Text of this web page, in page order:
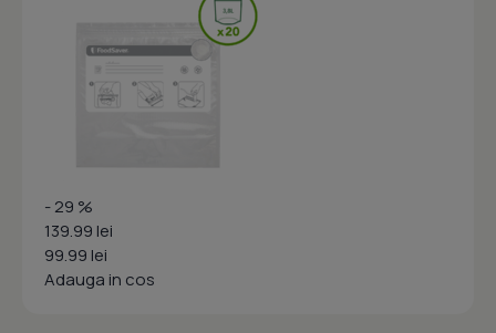
- 29 %
139.99 lei
99.99 lei
Adauga in cos